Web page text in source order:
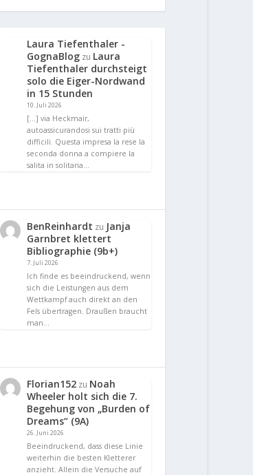
Laura Tiefenthaler -
GognaBlog zu Laura
Tiefenthaler durchsteigt
solo die Eiger-Nordwand
in 15 Stunden
10. Juli 2026
[…] via Heckmair,
autoassicurandosi sui tratti più
difficili. Questa impresa la rese la
seconda donna a compiere la
salita in solitaria…
BenReinhardt zu Janja
Garnbret klettert
Bibliographie (9b+)
7. Juli 2026
Ich finde es beeindruckend, wenn
sich die Leistungen aus dem
Wettkampf auch direkt an den
Fels übertragen. Draußen braucht
man…
Florian152 zu Noah
Wheeler holt sich die 7.
Begehung von „Burden of
Dreams“ (9A)
26. Juni 2026
Beeindruckend, dass diese Linie
weiterhin die besten Kletterer
anzieht. Allein die Versuche auf